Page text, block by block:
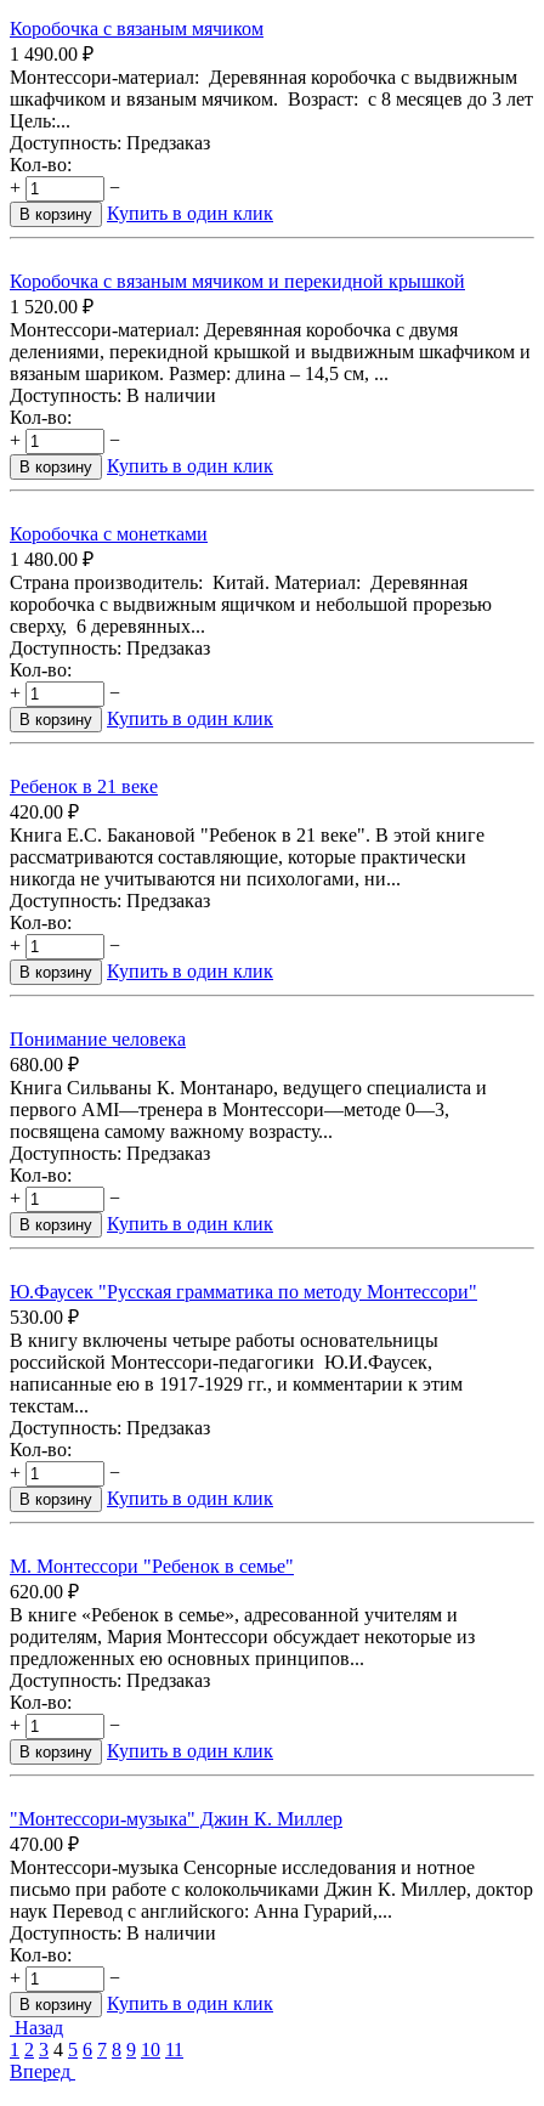
Коробочка с вязаным мячиком
1 490.00 ₽
Монтессори-материал: Деревянная коробочка с выдвижным
шкафчиком и вязаным мячиком. Возраст: с 8 месяцев до 3 лет
Цель:...
Доступность: Предзаказ
Кол-во:
+
−
В корзину Купить в один клик
Коробочка с вязаным мячиком и перекидной крышкой
1 520.00 ₽
Монтессори-материал: Деревянная коробочка с двумя
делениями, перекидной крышкой и выдвижным шкафчиком и
вязаным шариком. Размер: длина – 14,5 см, ...
Доступность: В наличии
Кол-во:
+
−
В корзину Купить в один клик
Коробочка с монетками
1 480.00 ₽
Страна производитель: Китай. Материал: Деревянная
коробочка с выдвижным ящичком и небольшой прорезью
сверху, 6 деревянных...
Доступность: Предзаказ
Кол-во:
+
−
В корзину Купить в один клик
Ребенок в 21 веке
420.00 ₽
Книга Е.С. Бакановой "Ребенок в 21 веке". В этой книге
рассматриваются составляющие, которые практически
никогда не учитываются ни психологами, ни...
Доступность: Предзаказ
Кол-во:
+
−
В корзину Купить в один клик
Понимание человека
680.00 ₽
Книга Сильваны К. Монтанаро, ведущего специалиста и
первого АМІ—тренера в Монтессори—методе 0—3,
посвящена самому важному возрасту...
Доступность: Предзаказ
Кол-во:
+
−
В корзину Купить в один клик
Ю.Фаусек "Русская грамматика по методу Монтессори"
530.00 ₽
В книгу включены четыре работы основательницы
российской Монтессори-педагогики Ю.И.Фаусек,
написанные ею в 1917-1929 гг., и комментарии к этим
текстам...
Доступность: Предзаказ
Кол-во:
+
−
В корзину Купить в один клик
М. Монтессори "Ребенок в семье"
620.00 ₽
В книге «Ребенок в семье», адресованной учителям и
родителям, Мария Монтессори обсуждает некоторые из
предложенных ею основных принципов...
Доступность: Предзаказ
Кол-во:
+
−
В корзину Купить в один клик
"Монтессори-музыка" Джин К. Миллер
470.00 ₽
Монтессори-музыка Сенсорные исследования и нотное
письмо при работе с колокольчиками Джин К. Миллер, доктор
наук Перевод с английского: Анна Гурарий,...
Доступность: В наличии
Кол-во:
+
−
В корзину
Купить в один клик
Назад
1 2 3 4 5 6 7 8 9 10 11
Вперед